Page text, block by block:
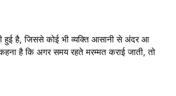
हुई है, जिससे कोई भी व्यक्ति आसानी से अंदर आ
है कि अगर समय रहते मरम्मत कराई जाती, तो